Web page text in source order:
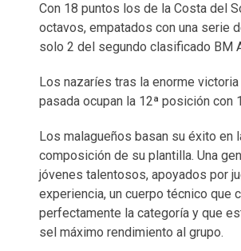
Con 18 puntos los de la Costa del
octavos, empatados con una serie
solo 2 del segundo clasificado BM
Los nazaríes tras la enorme
pasada ocupan la 12ª posición con
Los malagueños basan su éxito en
composición de su plantilla. Una
jóvenes talentosos, apoyados por
experiencia, un cuerpo técnico que
perfectamente la categoría y que
sel máximo rendimiento al grupo.